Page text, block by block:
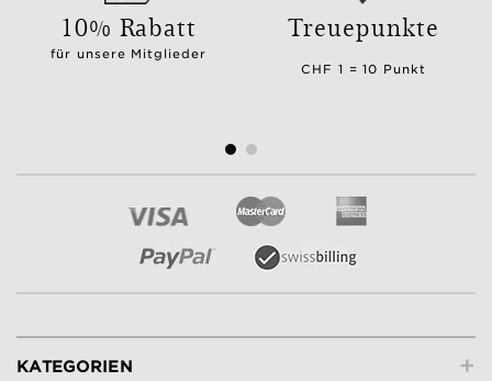
10% Rabatt
für unsere Mitglieder
Treuepunkte
CHF 1 = 10 Punkt
+
KATEGORIEN